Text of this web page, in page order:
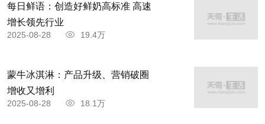
每日鲜语：创造好鲜奶高标准 高速
增长领先行业
2025-08-28 19.4万
蒙牛冰淇淋：产品升级、营销破圈
增收又增利
2025-08-28 18.1万